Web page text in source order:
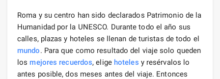
Roma y su centro han sido declarados Patrimonio de la
Humanidad por la UNESCO. Durante todo el año sus
calles, plazas y hoteles se llenan de turistas de todo el
mundo. Para que como resultado del viaje solo queden
los mejores recuerdos, elige hoteles y resérvalos lo
antes posible, dos meses antes del viaje. Entonces